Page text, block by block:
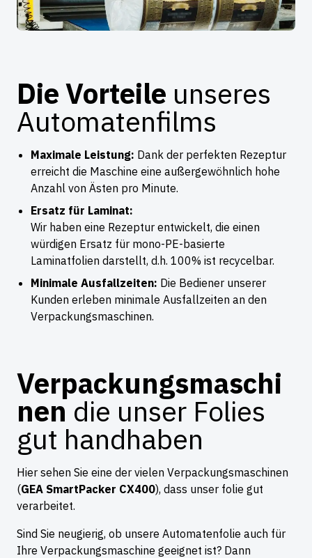
Die Vorteile unseres
Automatenfilms
Maximale Leistung: Dank der perfekten Rezeptur
erreicht die Maschine eine außergewöhnlich hohe
Anzahl von Ästen pro Minute.
Ersatz für Laminat:
Wir haben eine Rezeptur entwickelt, die einen
würdigen Ersatz für mono-PE-basierte
Laminatfolien darstellt, d.h. 100% ist recycelbar.
Minimale Ausfallzeiten: Die Bediener unserer
Kunden erleben minimale Ausfallzeiten an den
Verpackungsmaschinen.
Verpackungsmaschi
nendie unser Folies
gut handhaben
Hier sehen Sie eine der vielen Verpackungsmaschinen
(GEA SmartPacker CX400), dass unser folie gut
verarbeitet.
Sind Sie neugierig, ob unsere Automatenfolie auch für
Ihre Verpackungsmaschine geeignet ist? Dann